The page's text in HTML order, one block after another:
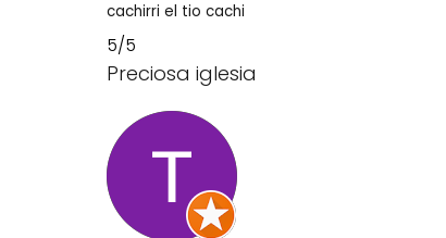
cachirri el tio cachi
5/5
Preciosa iglesia